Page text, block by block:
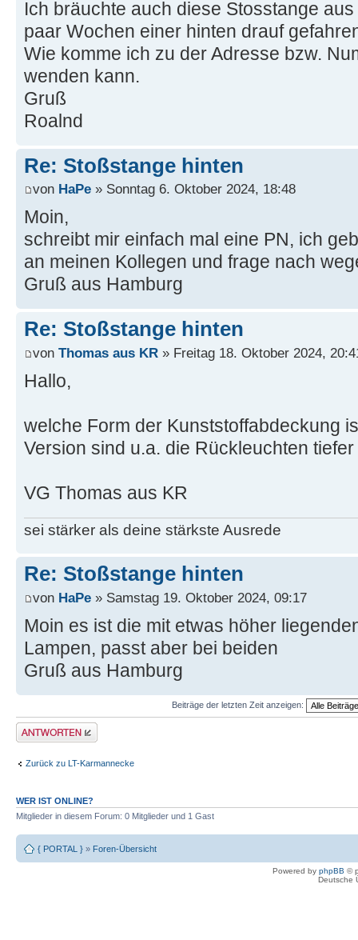
Ich bräuchte auch diese Stosstange
paar Wochen einer hinten drauf
Wie komme ich zu der Adresse bzw.
wenden kann.
Gruß
Roalnd
Re: Stoßstange hinten
von HaPe » Sonntag 6. Oktober 2024, 18:48
Moin,
schreibt mir einfach mal eine PN, ich
an meinen Kollegen und frage nach
Gruß aus Hamburg
Re: Stoßstange hinten
von Thomas aus KR » Freitag 18. Oktober 2024,
Hallo,
welche Form der Kunststoffabdeckung
Version sind u.a. die Rückleuchten
VG Thomas aus KR
sei stärker als deine stärkste Ausrede
Re: Stoßstange hinten
von HaPe » Samstag 19. Oktober 2024, 09:17
Moin es ist die mit etwas höher
Lampen, passt aber bei beiden
Gruß aus Hamburg
Beiträge der letzten Zeit anzeigen:
Antwort erstellen
Zurück zu LT-Karmannecke
WER IST ONLINE?
Mitglieder in diesem Forum: 0 Mitglieder und 1 Gast
{ PORTAL } » Foren-Übersicht
Powered by phpBB ©
Deutsche